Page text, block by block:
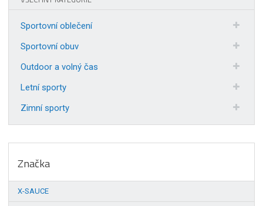
Sportovní oblečení
Sportovní obuv
Outdoor a volný čas
Letní sporty
Zimní sporty
Značka
X-SAUCE